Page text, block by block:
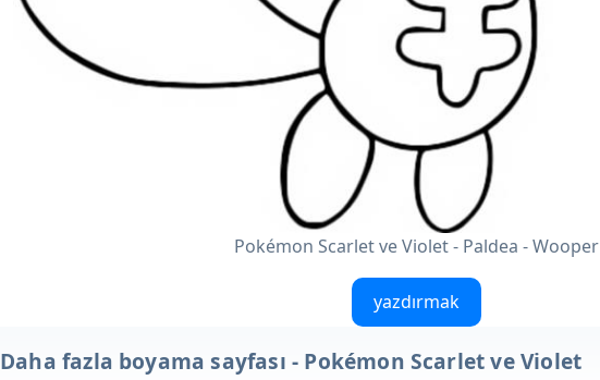
Pokémon Scarlet ve Violet - Paldea - Wooper
yazdırmak
Daha fazla boyama sayfası - Pokémon Scarlet ve Violet